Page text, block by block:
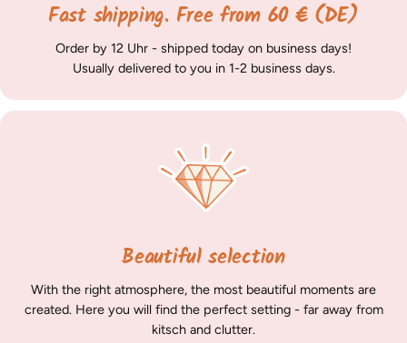
Fast shipping. Free from 60 € (DE)
Order by 12 Uhr - shipped today on business days!
Usually delivered to you in 1-2 business days.
Beautiful selection
With the right atmosphere, the most beautiful moments are
created. Here you will find the perfect setting - far away from
kitsch and clutter.